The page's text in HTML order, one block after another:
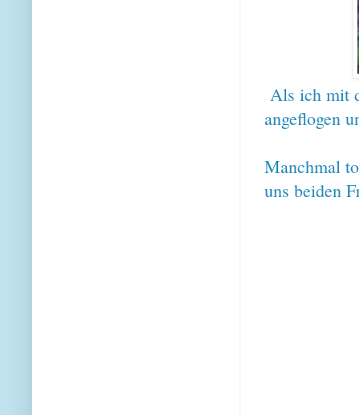
Als ich mit
angeflogen
Manchmal
uns beiden